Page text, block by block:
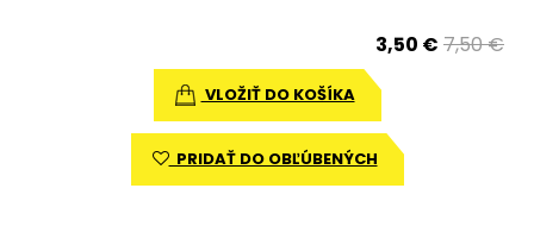
3,50 € 7,50 €
VLOŽIŤ DO KOŠÍKA
PRIDAŤ DO OBĽÚBENÝCH